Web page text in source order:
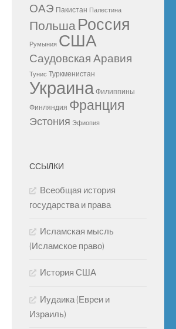
ОАЭ Пакистан Палестина
Польша Россия
Румыния США
Саудовская Аравия
Тунис Туркменистан
Украина Филиппины
Финляндия Франция
Эстония Эфиопия
ССЫЛКИ
Всеобщая история
государства и права
Исламская мысль
(Исламское право)
История США
Иудаика (Евреи и
Израиль)